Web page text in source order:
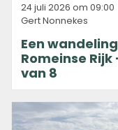
24 juli 2026 om 09:00
Gert Nonnekes
Een
Romeinse
van 8